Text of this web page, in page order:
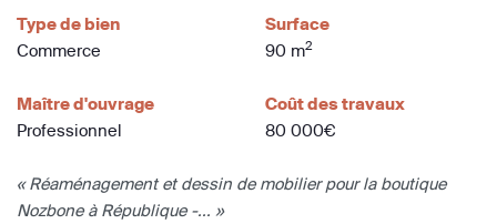
Type de bien
Commerce
Surface
90 m2
Maître d'ouvrage
Professionnel
Coût des travaux
80 000€
« Réaménagement et dessin de mobilier pour la boutique
Nozbone à République -... »